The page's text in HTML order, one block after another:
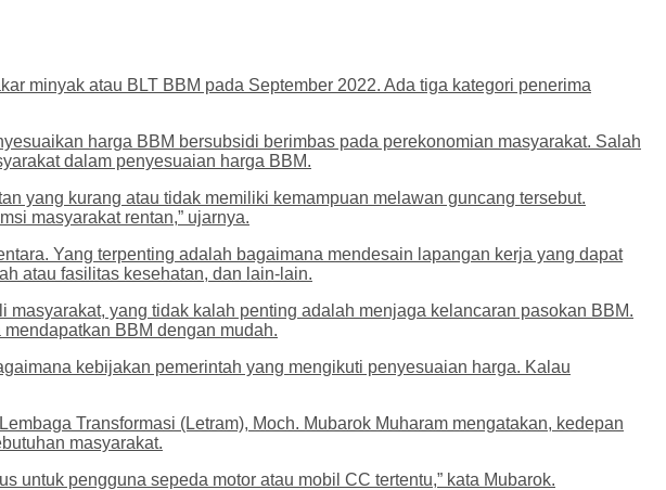
minyak atau BLT BBM pada September 2022. Ada tiga kategori penerima
harga BBM bersubsidi berimbas pada perekonomian masyarakat. Salah
dalam penyesuaian harga BBM.
yang kurang atau tidak memiliki kemampuan melawan guncang tersebut.
masyarakat rentan,” ujarnya.
Yang terpenting adalah bagaimana mendesain lapangan kerja yang dapat
atau fasilitas kesehatan, dan lain-lain.
yang tidak kalah penting adalah menjaga kelancaran pasokan BBM.
BBM dengan mudah.
kebijakan pemerintah yang mengikuti penyesuaian harga. Kalau
Transformasi (Letram), Moch. Mubarok Muharam mengatakan, kedepan
masyarakat.
untuk pengguna sepeda motor atau mobil CC tertentu,” kata Mubarok.